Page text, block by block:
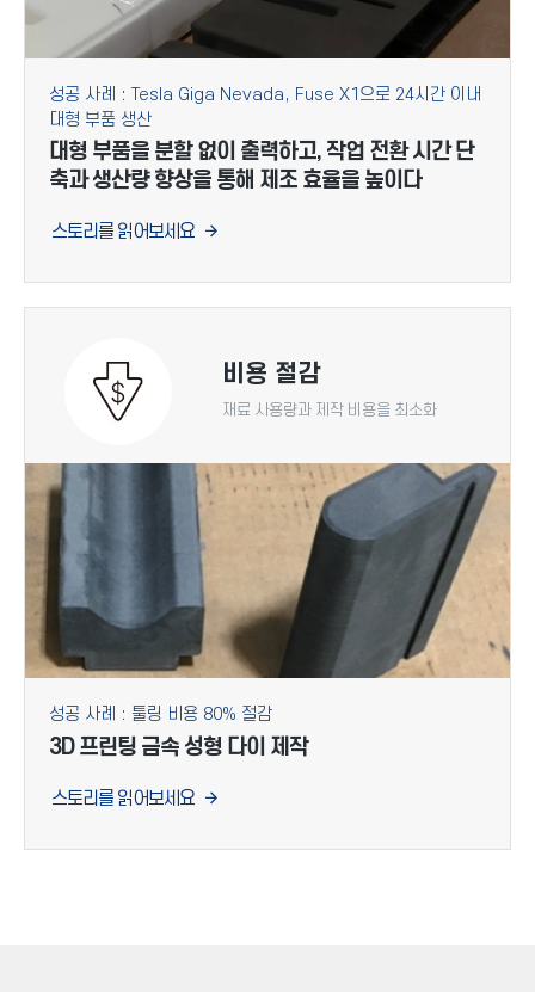
성공 사례 : Tesla Giga Nevada, Fuse X1으로 24시간 이내
대형 부품 생산
대형 부품을 분할 없이 출력하고, 작업 전환 시간 단
축과 생산량 향상을 통해 제조 효율을 높이다
스토리를 읽어보세요
비용 절감
재료 사용량과 제작 비용을 최소화
성공 사례 : 툴링 비용 80% 절감
3D 프린팅 금속 성형 다이 제작
스토리를 읽어보세요